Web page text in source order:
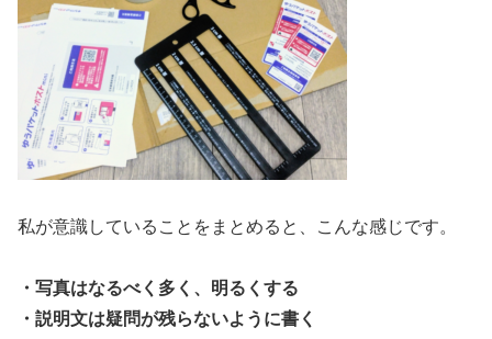
私が意識していることをまとめると、こんな感じです。
・写真はなるべく多く、明るくする
・説明文は疑問が残らないように書く